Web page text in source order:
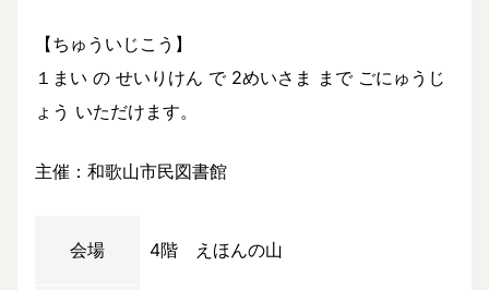
【ちゅういじこう】
１まい の せいりけん で 2めいさま まで ごにゅうじ
ょう いただけます。
主催：和歌山市民図書館
会場 4階 えほんの山